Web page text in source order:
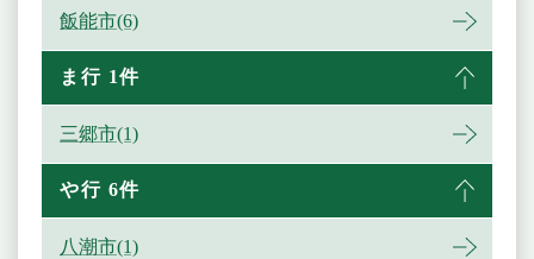
飯能市(6)
ま行 1件
三郷市(1)
や行 6件
八潮市(1)